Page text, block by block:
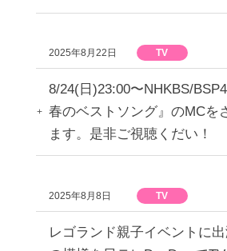
2025年8月22日 TV
8/24(日)23:00〜NHKBS/
春のベストソング』のMCを
ます。是非ご視聴くだい！
2025年8月8日 TV
レゴランド親子イベントに